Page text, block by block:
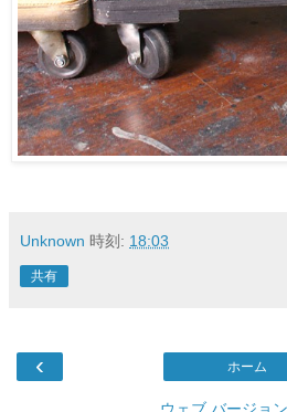
Unknown 時刻: 18:03
共有
‹ ホーム